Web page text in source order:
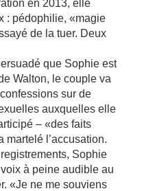
en 2013, elle
: pédophilie, «magie
de la tuer. Deux
que Sophie est
Walton, le couple va
sur de
auxquelles elle
– «des faits
martelé l’accusation.
Sophie
à peine audible au
«Je ne me souviens